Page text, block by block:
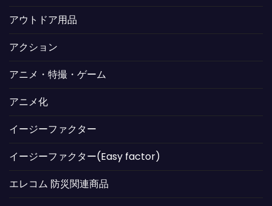
アウトドア用品
アクション
アニメ・特撮・ゲーム
アニメ化
イージーファクター
イージーファクター(Easy factor)
エレコム 防災関連商品